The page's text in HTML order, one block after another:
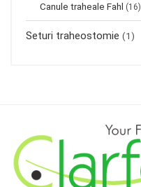
Canule traheale Fahl (16)
Seturi traheostomie (1)